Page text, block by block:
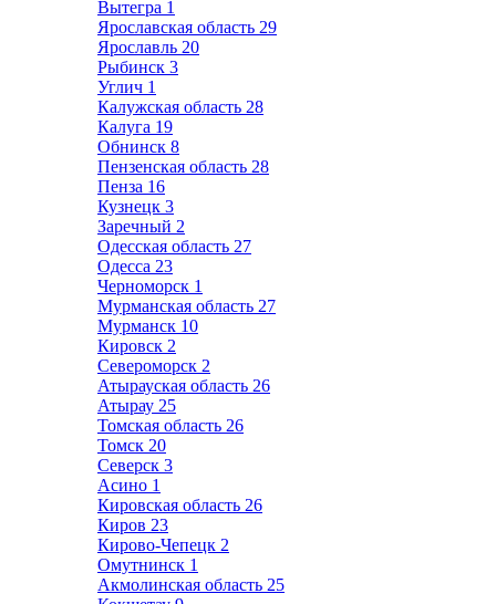
Вытегра 1
Ярославская область 29
Ярославль 20
Рыбинск 3
Углич 1
Калужская область 28
Калуга 19
Обнинск 8
Пензенская область 28
Пенза 16
Кузнецк 3
Заречный 2
Одесская область 27
Одесса 23
Черноморск 1
Мурманская область 27
Мурманск 10
Кировск 2
Североморск 2
Атырауская область 26
Атырау 25
Томская область 26
Томск 20
Северск 3
Асино 1
Кировская область 26
Киров 23
Кирово-Чепецк 2
Омутнинск 1
Акмолинская область 25